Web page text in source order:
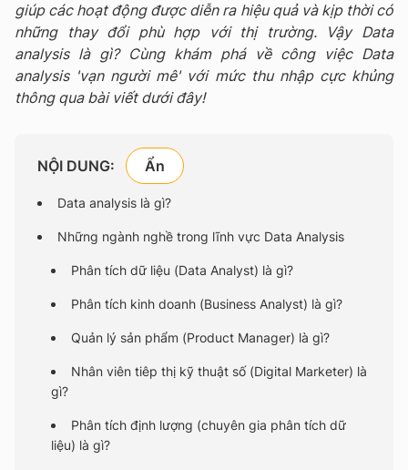
giúp các hoạt động được diễn ra hiệu quả và kịp thời có
những thay đổi phù hợp với thị trường. Vậy Data
analysis là gì? Cùng khám phá về công việc Data
analysis 'vạn người mê' với mức thu nhập cực khủng
thông qua bài viết dưới đây!
NỘI DUNG:
Data analysis là gì?
Những ngành nghề trong lĩnh vực Data Analysis
Phân tích dữ liệu (Data Analyst) là gì?
Phân tích kinh doanh (Business Analyst) là gì?
Quản lý sản phẩm (Product Manager) là gì?
Nhân viên tiêp thị kỹ thuật số (Digital Marketer) là
gì?
Phân tích định lượng (chuyên gia phân tích dữ
liệu) là gì?